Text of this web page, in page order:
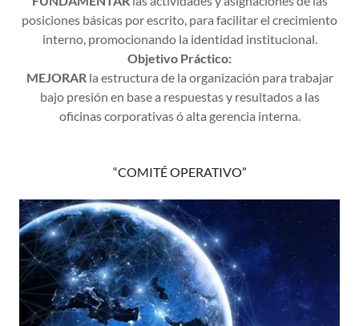
posiciones básicas por escrito, para facilitar el crecimiento
interno, promocionando la identidad institucional.
Objetivo Práctico:
MEJORARla estructura de la organización para trabajar
bajo presión en base a respuestas y resultados a las
oficinas corporativas ó alta gerencia interna.
“COMITÉ OPERATIVO”